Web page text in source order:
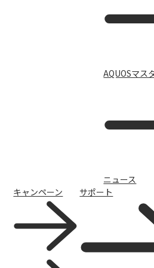
AQUOSマス
ニュース
キャンペーン
サポート